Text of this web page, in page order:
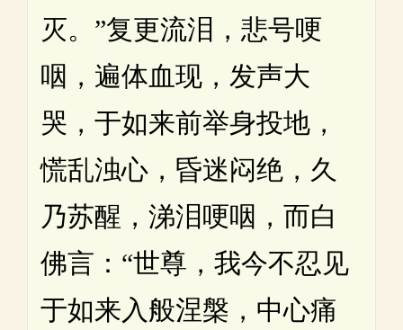
灭。”复更流泪，悲号哽
咽，遍体血现，发声大
哭，于如来前举身投地，
慌乱浊心，昏迷闷绝，久
乃苏醒，涕泪哽咽，而白
佛言：“世尊，我今不忍见
于如来入般涅槃，中心痛